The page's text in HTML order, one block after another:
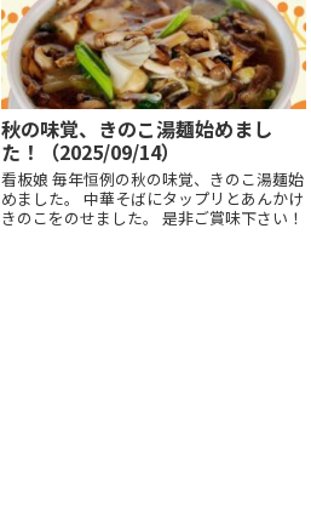
秋の味覚、きのこ湯麺始めまし
た！（2025/09/14）
看板娘 毎年恒例の秋の味覚、きのこ湯麺始
めました。 中華そばにタップリとあんかけ
きのこをのせました。 是非ご賞味下さい！